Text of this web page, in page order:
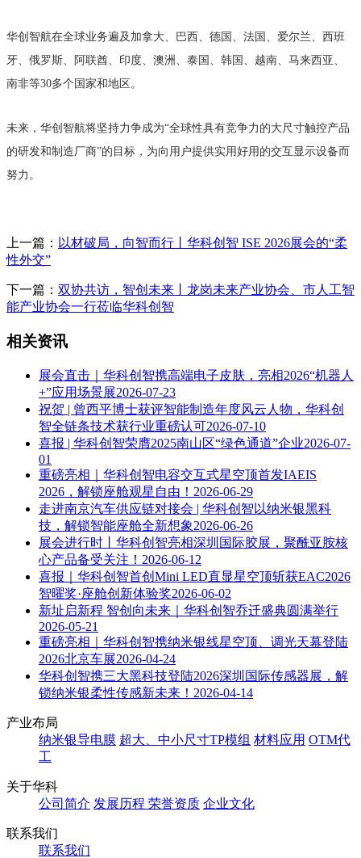
华创智航在全球业务遍及加拿大、巴西、德国、法国、爱尔兰、西班
牙、俄罗斯、阿联酋、印度、澳洲、泰国、韩国、越南、马来西亚、
南非等30多个国家和地区。
未来，华创智航将坚持力争成为“全球性具有竞争力的大尺寸触控产品
的研发和制造厂商”的目标，为向用户提供实用好用的交互显示设备而
努力。
上一篇： 以材破局，向智而行丨华科创智 ISE 2026展会的“柔
性外交”
下一篇： 双协共访，智创未来丨龙岗未来产业协会、市人工智
能产业协会一行莅临华科创智
相关资讯
展会直击｜华科创智携高端电子皮肤，亮相2026“机器人
+”应用场景展2026-07-23
祝贺 | 曾西平博士获评智能制造年度风云人物，华科创
智全链条技术获行业重磅认可2026-07-10
喜报 | 华科创智荣膺2025南山区“绿色通道”企业2026-07-
01
重磅亮相｜华科创智电容交互式星空顶首发IAEIS
2026，解锁座舱观星自由！ 2026-06-29
走进南京汽车供应链对接会 | 华科创智以纳米银黑科
技，解锁智能座舱全新想象2026-06-26
展会进行时丨华科创智亮相深圳国际胶展，聚酰亚胺核
心产品备受关注！ 2026-06-12
喜报｜华科创智首创Mini LED直显星空顶斩获EAC2026
智曜奖·座舱创新体验奖2026-06-02
新址启新程 智创向未来｜华科创智乔迁盛典圆满举行
2026-05-21
重磅亮相｜华科创智携纳米银线星空顶、调光天幕登陆
2026北京车展2026-04-24
华科创智携三大黑科技登陆2026深圳国际传感器展，解
锁纳米银柔性传感新未来！ 2026-04-14
产业布局
纳米银导电膜 超大、中小尺寸TP模组 材料应用 OTM代
工
关于华科
公司简介 发展历程 荣誉资质 企业文化
联系我们
联系我们